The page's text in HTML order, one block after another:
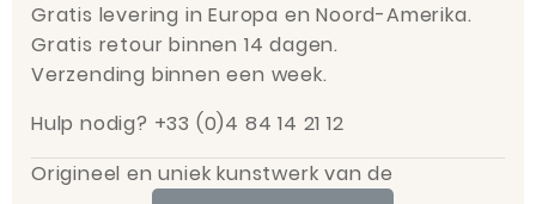
Gratis levering in Europa en Noord-Amerika.
Gratis retour binnen 14 dagen.
Verzending binnen een week.
Hulp nodig? +33 (0)4 84 14 21 12
Origineel en uniek kunstwerk van de